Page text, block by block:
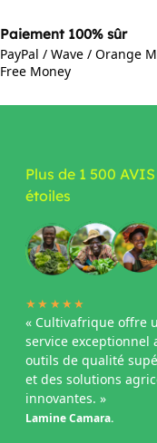
Paiement 100% sûr
PayPal / Wave / Orange
Free Money
Plus de 1 500 AVIS
étoiles
★★★★★
« Cultivafrique offre
service exceptionnel
outils de qualité
et des solutions
innovantes. »
Lamine Camara.